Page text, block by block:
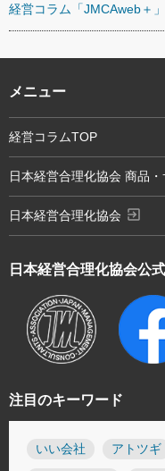
経営コラム「JMCAweb＋
注目のキーワード
いい会社 アトツギ
日本経営合理化協会公
メニュー
経営コラムTOP
日本経営合理化協会 商品
日本経営合理化協会 exit_to_app